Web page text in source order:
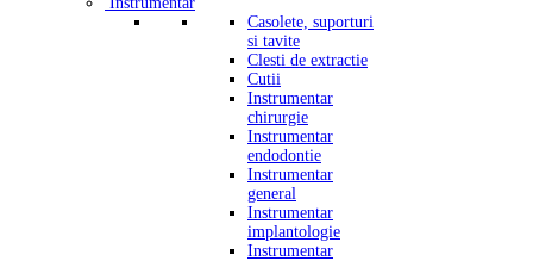
Casolete, suporturi
si tavite
Clesti de extractie
Cutii
Instrumentar
chirurgie
Instrumentar
endodontie
Instrumentar
general
Instrumentar
implantologie
Instrumentar